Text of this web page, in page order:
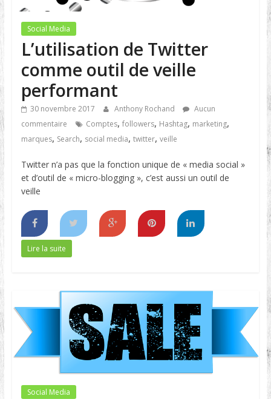
Social Media
L’utilisation de Twitter
comme outil de veille
performant
30 novembre 2017 Anthony Rochand
Aucun
commentaire
Comptes, followers, Hashtag, marketing,
marques, Search, social media, twitter, veille
Twitter n’a pas que la fonction unique de « media social »
et d’outil de « micro-blogging », c’est aussi un outil de
veille
Lire la suite
Social Media